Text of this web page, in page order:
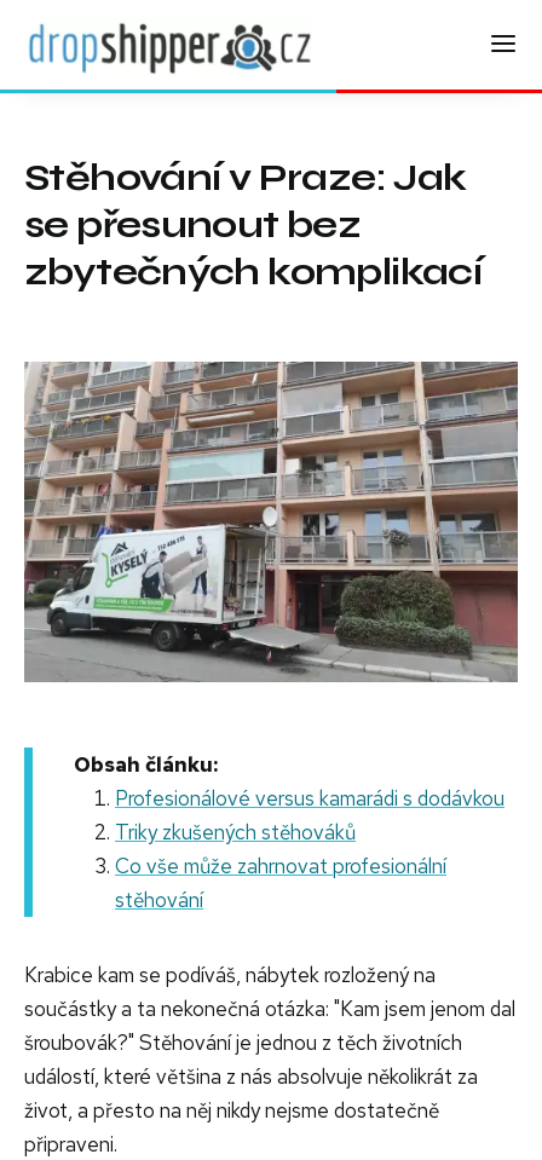
Stěhování v Praze: Jak
se přesunout bez
zbytečných komplikací
Obsah článku:
Profesionálové versus kamarádi s dodávkou
Triky zkušených stěhováků
Co vše může zahrnovat profesionální
stěhování
Krabice kam se podíváš, nábytek rozložený na
součástky a ta nekonečná otázka: "Kam jsem jenom dal
šroubovák?" Stěhování je jednou z těch životních
událostí, které většina z nás absolvuje několikrát za
život, a přesto na něj nikdy nejsme dostatečně
připraveni.